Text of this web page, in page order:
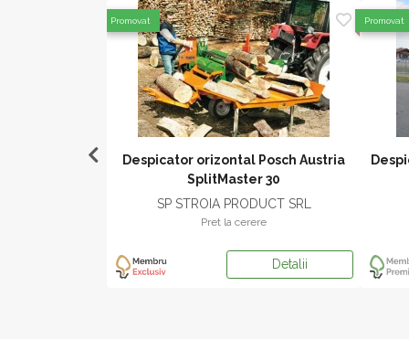
interpolate,
Despicator orizontal Posch Austria
SplitMaster 30
SP STROIA PRODUCT SRL
Pret la cerere
Detalii
Promovat Promovat